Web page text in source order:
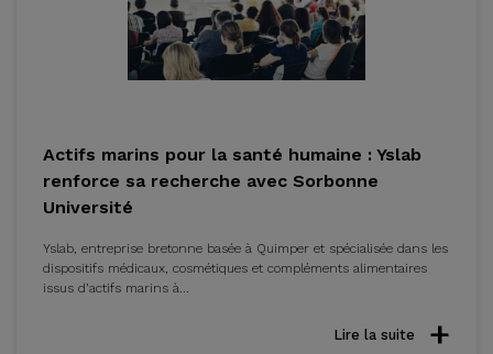
Actifs marins pour la santé humaine : Yslab
renforce sa recherche avec Sorbonne
Université
Yslab, entreprise bretonne basée à Quimper et spécialisée dans les
dispositifs médicaux, cosmétiques et compléments alimentaires
issus d’actifs marins à...
Lire la suite